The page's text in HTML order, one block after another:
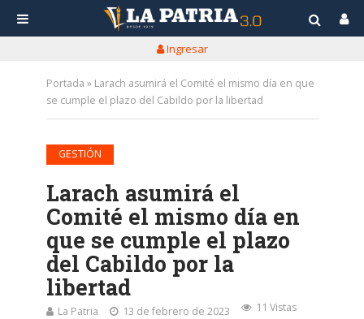
Ingresar
Portada » Larach asumirá el Comité el mismo día en que
se cumple el plazo del Cabildo por la libertad
GESTIÓN
Larach asumirá el
Comité el mismo día en
que se cumple el plazo
del Cabildo por la
libertad
La Patria 13 de febrero de 2023 11 Vistas